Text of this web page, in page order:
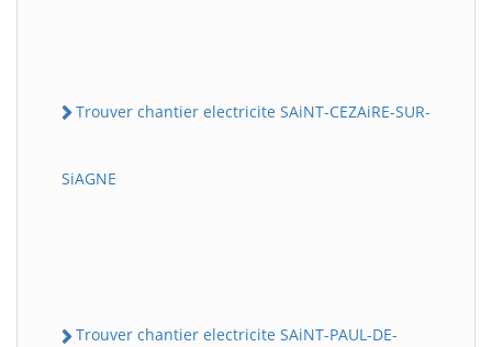
Trouver chantier electricite SAiNT-CEZAiRE-SUR-
SiAGNE
Trouver chantier electricite SAiNT-PAUL-DE-